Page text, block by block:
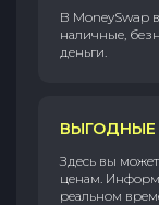
В MoneySwap
наличные,
деньги.
ВЫГОДНЫЕ
Здесь вы
ценам.
реальном